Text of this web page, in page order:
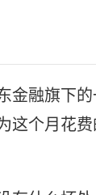
金融旗下
这个月花